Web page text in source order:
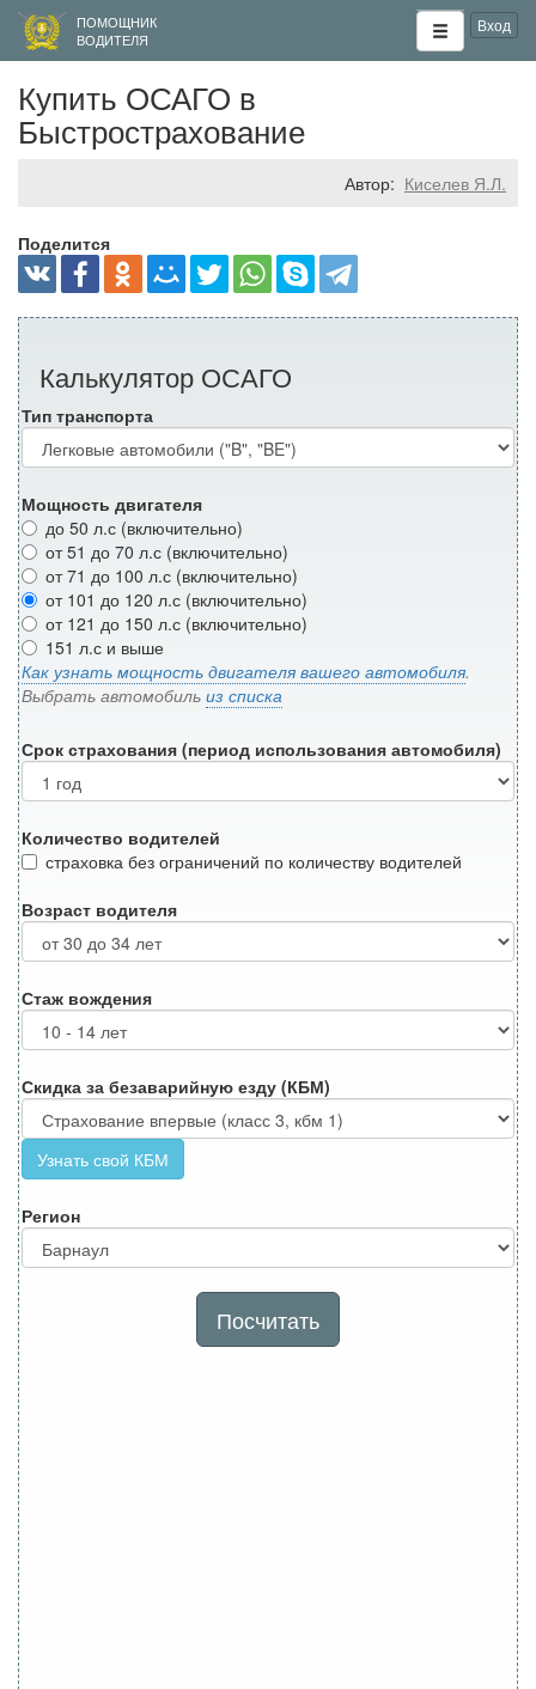
ПОМОЩНИК
ВОДИТЕЛЯ
Вход
Купить ОСАГО в
Быстрострахование
Автор: Киселев Я.Л.
Поделится
Калькулятор ОСАГО
Тип транспорта
Мощность двигателя
до 50 л.с (включительно)
от 51 до 70 л.с (включительно)
от 71 до 100 л.с (включительно)
от 101 до 120 л.с (включительно)
от 121 до 150 л.с (включительно)
151 л.с и выше
Как узнать мощность двигателя вашего автомобиля.
Выбрать автомобиль из списка
Срок страхования (период использования автомобиля)
Количество водителей
страховка без ограничений по количеству водителей
Возраст водителя
Стаж вождения
Скидка за безаварийную езду (КБМ)
Узнать свой КБМ
Регион
Посчитать